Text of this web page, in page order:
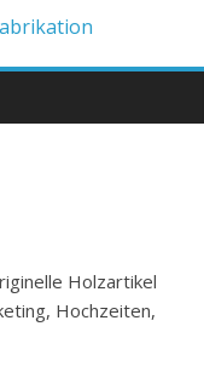
Holzartikel
Hochzeiten,